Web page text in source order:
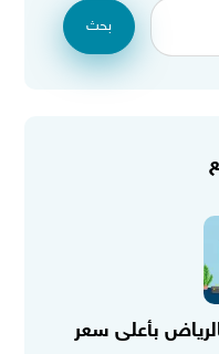
بحث
بأعلى سعر